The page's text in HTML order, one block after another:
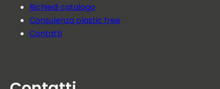
Richiedi catalogo
Consulenza plastic free
Contatti